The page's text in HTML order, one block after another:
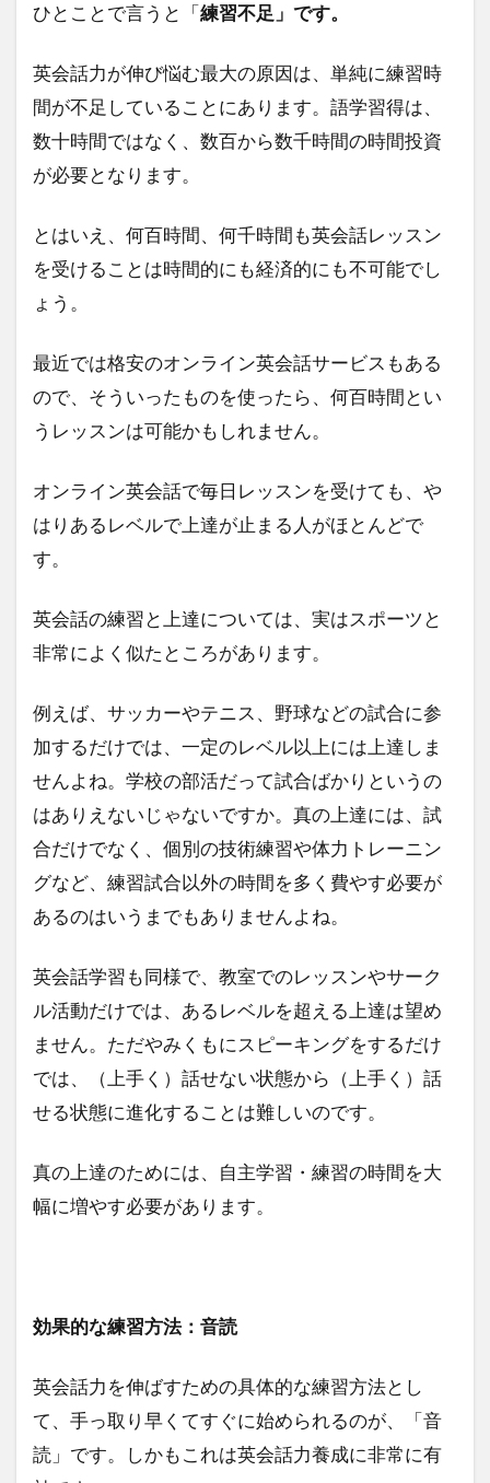
ひとことで言うと「練習不足」です。
英会話力が伸び悩む最大の原因は、単純に練習時
間が不足していることにあります。語学習得は、
数十時間ではなく、数百から数千時間の時間投資
が必要となります。
とはいえ、何百時間、何千時間も英会話レッスン
を受けることは時間的にも経済的にも不可能でし
ょう。
最近では格安のオンライン英会話サービスもある
ので、そういったものを使ったら、何百時間とい
うレッスンは可能かもしれません。
オンライン英会話で毎日レッスンを受けても、や
はりあるレベルで上達が止まる人がほとんどで
す。
英会話の練習と上達については、実はスポーツと
非常によく似たところがあります。
例えば、サッカーやテニス、野球などの試合に参
加するだけでは、一定のレベル以上には上達しま
せんよね。学校の部活だって試合ばかりというの
はありえないじゃないですか。真の上達には、試
合だけでなく、個別の技術練習や体力トレーニン
グなど、練習試合以外の時間を多く費やす必要が
あるのはいうまでもありませんよね。
英会話学習も同様で、教室でのレッスンやサーク
ル活動だけでは、あるレベルを超える上達は望め
ません。ただやみくもにスピーキングをするだけ
では、（上手く）話せない状態から（上手く）話
せる状態に進化することは難しいのです。
真の上達のためには、自主学習・練習の時間を大
幅に増やす必要があります。
効果的な練習方法：音読
英会話力を伸ばすための具体的な練習方法とし
て、手っ取り早くてすぐに始められるのが、「音
読」です。しかもこれは英会話力養成に非常に有